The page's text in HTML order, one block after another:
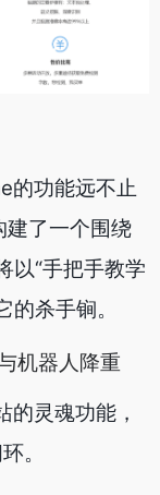
的功能远不止
建了一个围绕
以“手把手教学
杀手锏。
机器人降重
灵魂功能，
。